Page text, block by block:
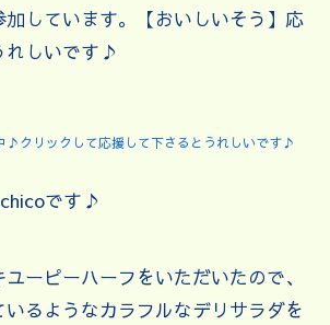
加しています。【おいしいそう】応
れしいです♪
♪クリックして応援して下さるとうれしいです♪
です♪
ーピーハーフをいただいたので、
るようなカラフルなデリサラダを